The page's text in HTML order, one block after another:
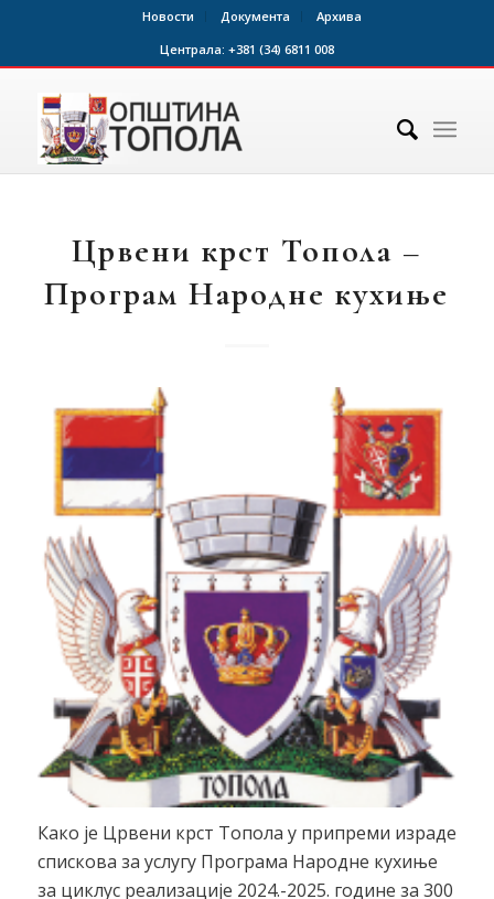
Новости Документа
Архива
Централа: +381 (34) 6811 008
Црвени крст Топола –
Програм Народне кухиње
Како је Црвени крст Топола у припреми израде
спискова за услугу Програма Народне кухиње
за циклус реализације 2024.-2025. године за 300